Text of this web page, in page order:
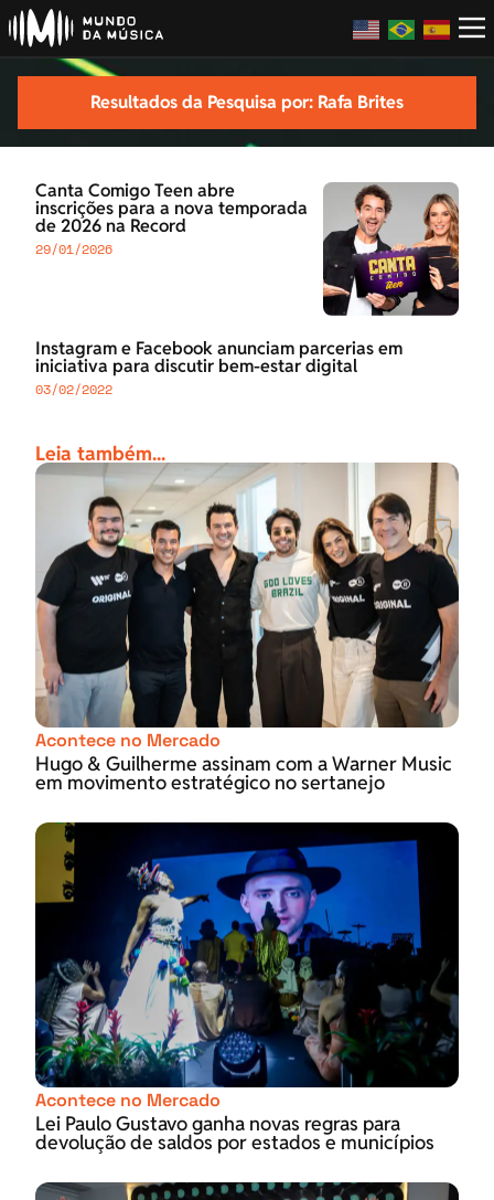
Resultados da Pesquisa por: Rafa Brites
Canta Comigo Teen abre
inscrições para a nova temporada
de 2026 na Record
29/01/2026
Instagram e Facebook anunciam parcerias em
iniciativa para discutir bem-estar digital
03/02/2022
Leia também...
Acontece no Mercado
Hugo & Guilherme assinam com a Warner Music
em movimento estratégico no sertanejo
Acontece no Mercado
Lei Paulo Gustavo ganha novas regras para
devolução de saldos por estados e municípios